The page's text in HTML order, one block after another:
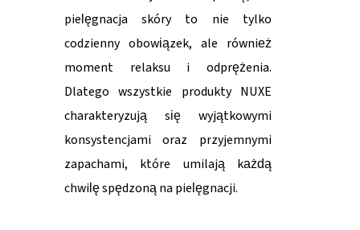
pielęgnacja skóry to nie tylko
codzienny obowiązek, ale również
moment relaksu i odprężenia.
Dlatego wszystkie produkty NUXE
charakteryzują się wyjątkowymi
konsystencjami oraz przyjemnymi
zapachami, które umilają każdą
chwilę spędzoną na pielęgnacji.